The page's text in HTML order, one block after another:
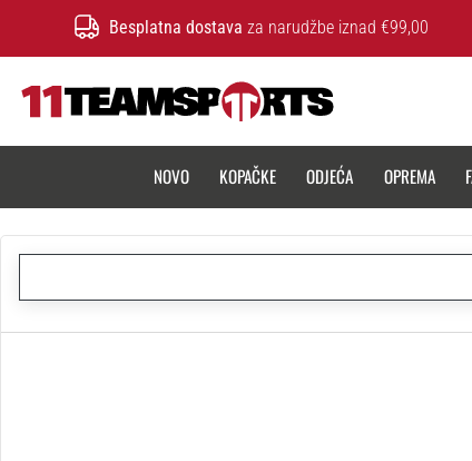
Besplatna dostava za narudžbe iznad €99,00
NOVO KOPAČKE ODJEĆA OPREMA